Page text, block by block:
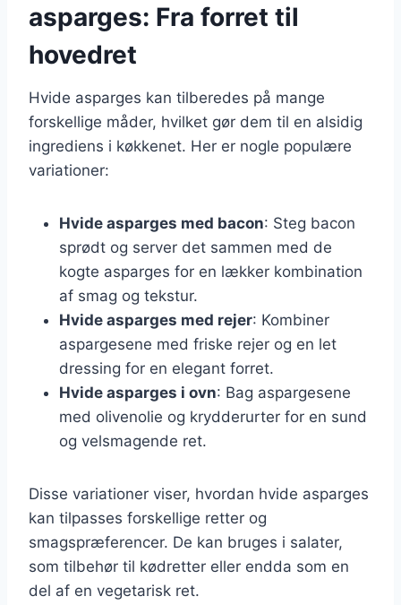
asparges: Fra forret til
hovedret
Hvide asparges kan tilberedes på mange
forskellige måder, hvilket gør dem til en alsidig
ingrediens i køkkenet. Her er nogle populære
variationer:
Hvide asparges med bacon: Steg bacon
sprødt og server det sammen med de
kogte asparges for en lækker kombination
af smag og tekstur.
Hvide asparges med rejer: Kombiner
aspargesene med friske rejer og en let
dressing for en elegant forret.
Hvide asparges i ovn: Bag aspargesene
med olivenolie og krydderurter for en sund
og velsmagende ret.
Disse variationer viser, hvordan hvide asparges
kan tilpasses forskellige retter og
smagspræferencer. De kan bruges i salater,
som tilbehør til kødretter eller endda som en
del af en vegetarisk ret.